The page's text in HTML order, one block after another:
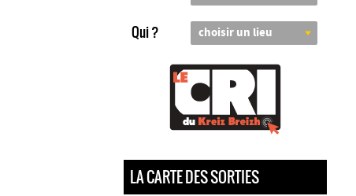
Qui ? choisir un lieu
LA CARTE DES SORTIES